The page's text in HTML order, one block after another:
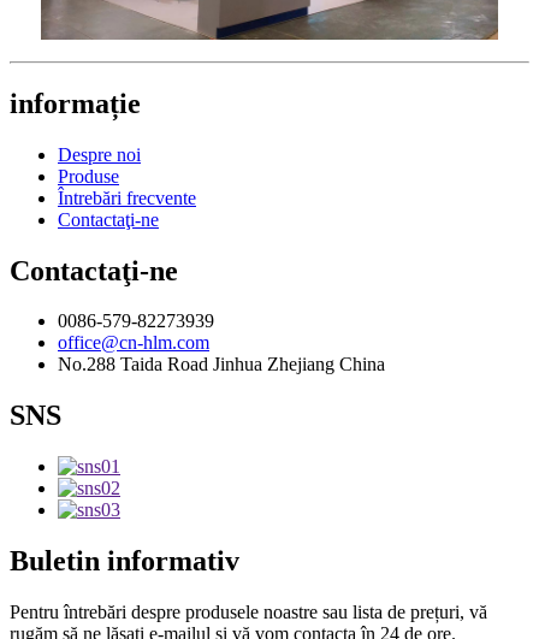
informație
Despre noi
Produse
Întrebări frecvente
Contactaţi-ne
Contactaţi-ne
0086-579-82273939
office@cn-hlm.com
No.288 Taida Road Jinhua Zhejiang China
SNS
Buletin informativ
Pentru întrebări despre produsele noastre sau lista de prețuri, vă
rugăm să ne lăsați e-mailul și vă vom contacta în 24 de ore.